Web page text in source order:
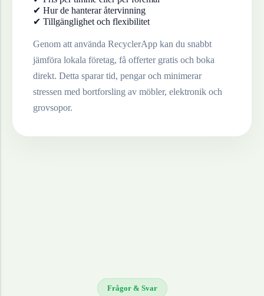
✔ Hur de hanterar återvinning
✔ Tillgänglighet och flexibilitet
Genom att använda RecyclerApp kan du snabbt
jämföra lokala företag, få offerter gratis och boka
direkt. Detta sparar tid, pengar och minimerar
stressen med bortforsling av möbler, elektronik och
grovsopor.
Frågor & Svar